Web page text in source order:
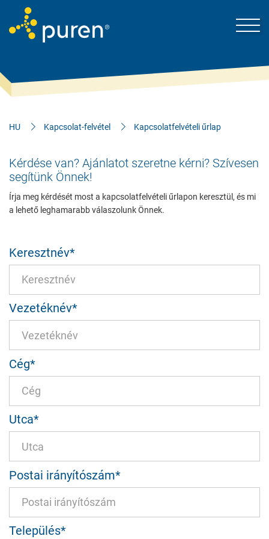
puren-ről
Kapcsolat-felvétel
Megoldások
Aktuális hírek
Az épület­tulajdonosok ismeretei
Letöltések
HU Kapcsolat-felvétel Kapcsolatfelvételi űrlap
Kérdése van? Ajánlatot szeretne kérni? Szívesen
segítünk Önnek!
Írja meg kérdését most a kapcsolatfelvételi űrlapon keresztül, és mi
a lehető leghamarabb válaszolunk Önnek.
Keresztnév*
Vezetéknév*
Cég*
Utca*
Postai irányítószám*
Település*